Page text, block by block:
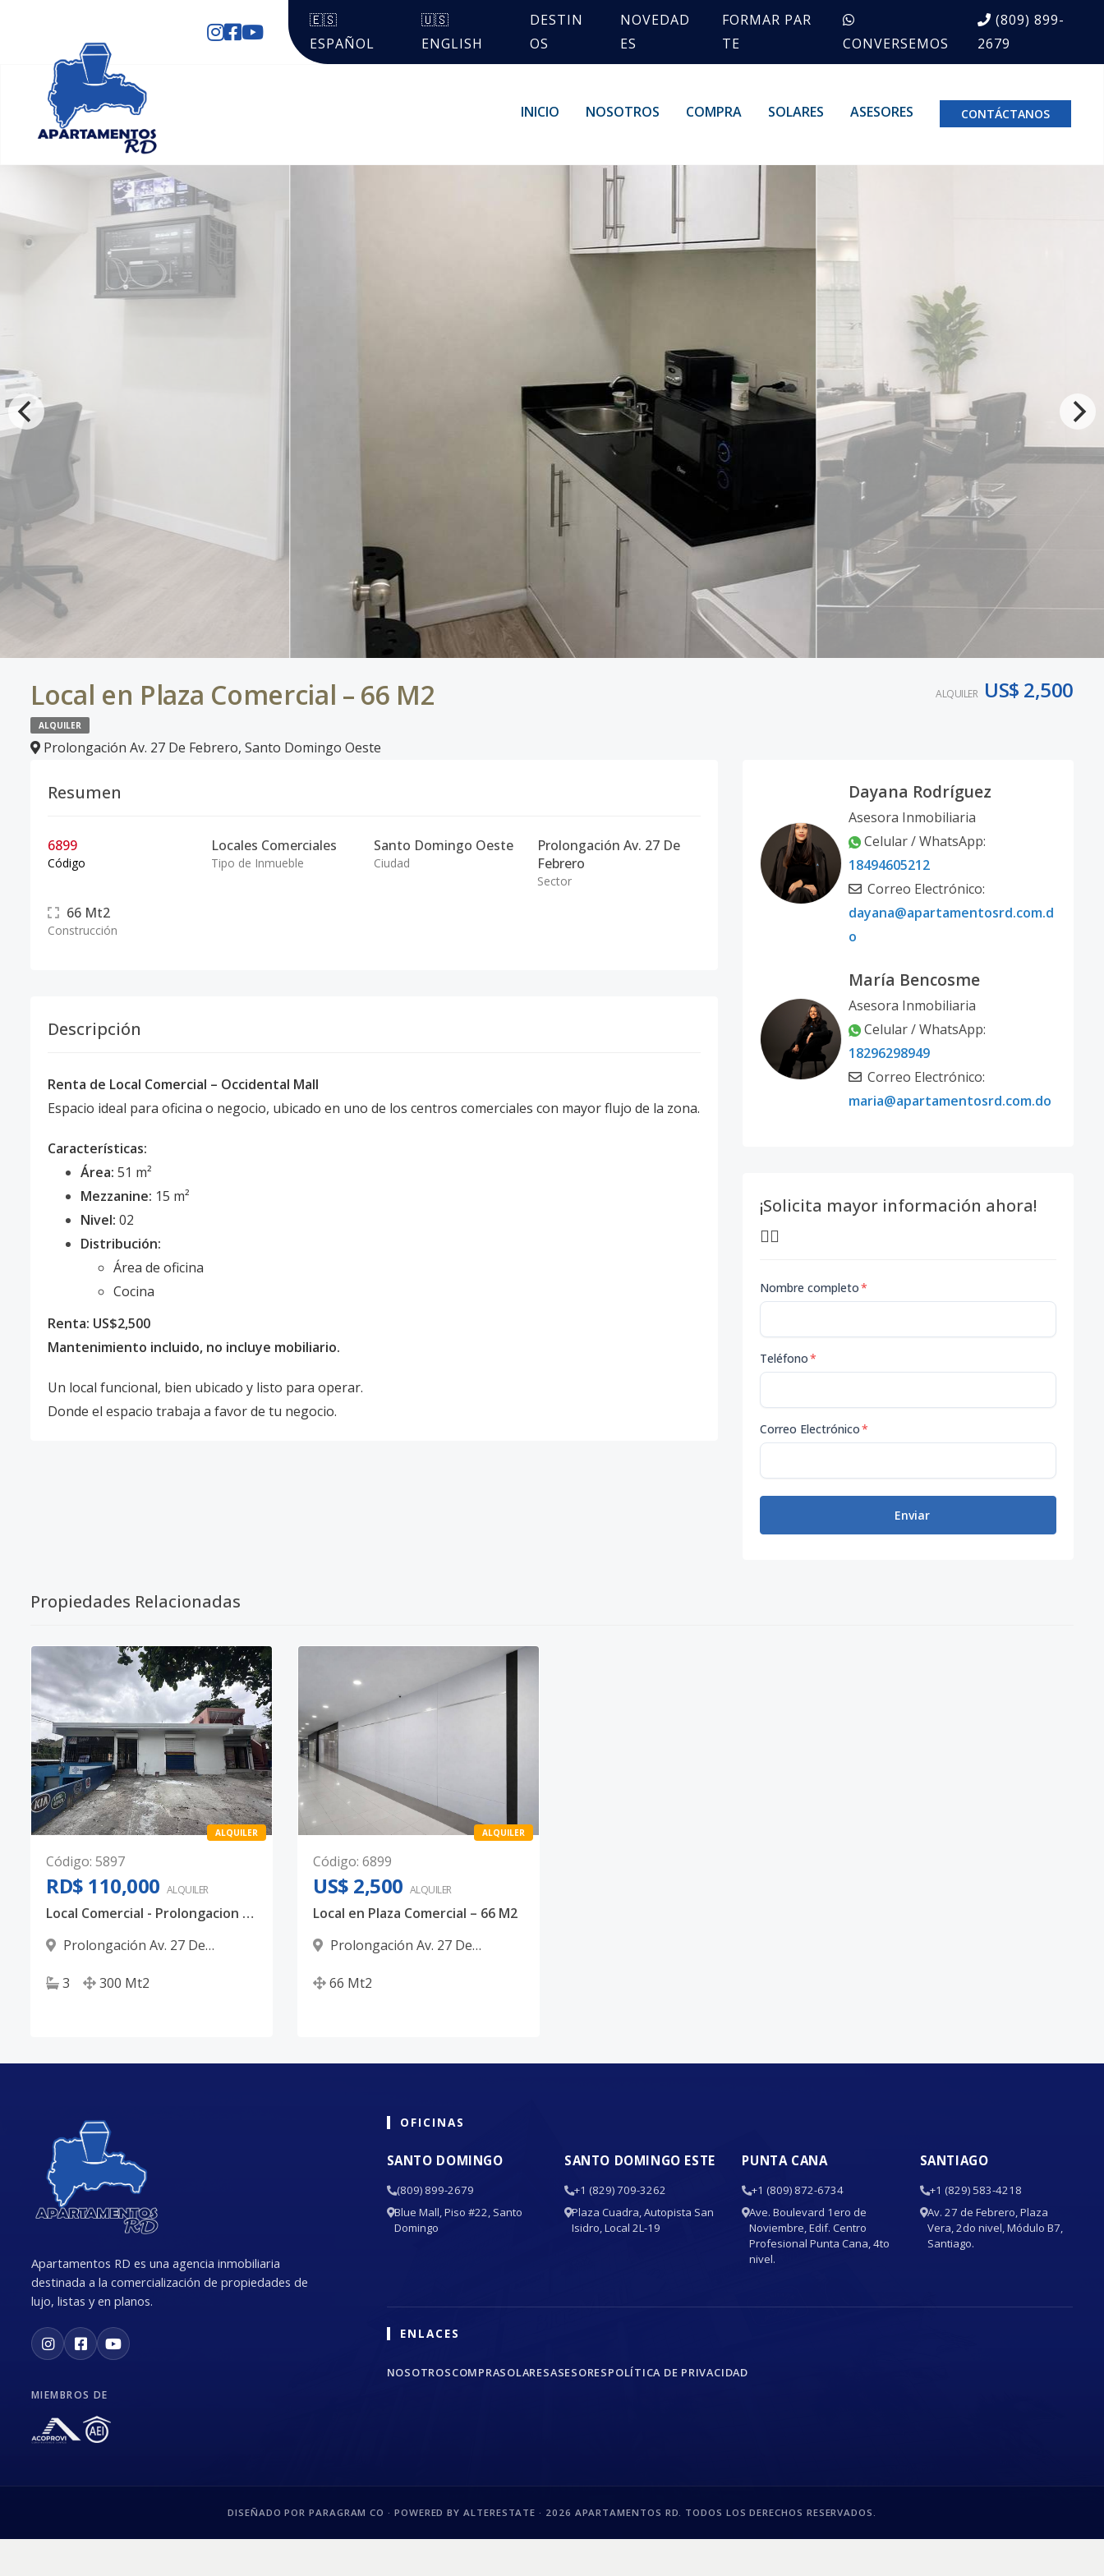
🇪🇸
ESPAÑOL
🇺🇸
ENGLISH
DESTIN
OS
NOVEDAD
ES
FORMAR PAR
TE
CONVERSEMOS
(809) 899-
2679
INICIO NOSOTROS COMPRA SOLARES ASESORES CONTÁCTANOS
Local en Plaza Comercial – 66 M2
ALQUILER
Prolongación Av. 27 De Febrero, Santo Domingo Oeste
ALQUILER US$ 2,500
Resumen
6899
Código
Locales Comerciales
Tipo de Inmueble
Santo Domingo Oeste
Ciudad
Prolongación Av. 27 De
Febrero
Sector
66 Mt2
Construcción
Descripción
Renta de Local Comercial – Occidental Mall
Espacio ideal para oficina o negocio, ubicado en uno de los centros comerciales con mayor flujo de la zona.
Características:
Área: 51 m²
Mezzanine: 15 m²
Nivel: 02
Distribución:
Área de oficina
Cocina
Renta: US$2,500
Mantenimiento incluido, no incluye mobiliario.
Un local funcional, bien ubicado y listo para operar.
Donde el espacio trabaja a favor de tu negocio.
Dayana Rodríguez
Asesora Inmobiliaria
Celular / WhatsApp:
18494605212
Correo Electrónico:
dayana@apartamentosrd.com.d
o
María Bencosme
Asesora Inmobiliaria
Celular / WhatsApp:
18296298949
Correo Electrónico:
maria@apartamentosrd.com.do
¡Solicita mayor información ahora!
👇🏽
Nombre completo*
Teléfono*
Correo Electrónico*
Enviar
Propiedades Relacionadas
ALQUILER
Código: 5897
RD$ 110,000 ALQUILER
Local Comercial - Prolongacion 27 de febrero, Santo Domingo Oeste
Prolongación Av. 27 De
3
300 Mt2
ALQUILER
Código: 6899
US$ 2,500 ALQUILER
Local en Plaza Comercial – 66 M2
Prolongación Av. 27 De
66 Mt2
Apartamentos RD es una agencia inmobiliaria
destinada a la comercialización de propiedades de
lujo, listas y en planos.
MIEMBROS DE
OFICINAS
SANTO DOMINGO
(809) 899-2679
Blue Mall, Piso #22, Santo
Domingo
SANTO DOMINGO ESTE
+1 (829) 709-3262
Plaza Cuadra, Autopista San
Isidro, Local 2L-19
PUNTA CANA
+1 (809) 872-6734
Ave. Boulevard 1ero de
Noviembre, Edif. Centro
Profesional Punta Cana, 4to
nivel.
SANTIAGO
+1 (829) 583-4218
Av. 27 de Febrero, Plaza
Vera, 2do nivel, Módulo B7,
Santiago.
ENLACES
NOSOTROSCOMPRASOLARESASESORESPOLÍTICA DE PRIVACIDAD
DISEÑADO POR PARAGRAM CO · POWERED BY ALTERESTATE · 2026 APARTAMENTOS RD. TODOS LOS DERECHOS RESERVADOS.